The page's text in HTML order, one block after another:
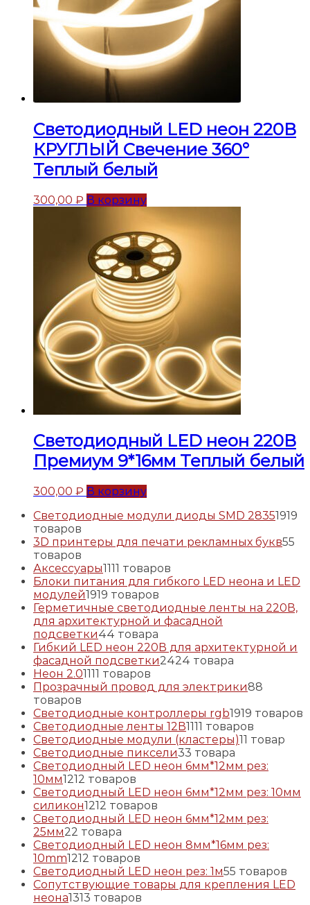
Светодиодный LED неон 220В
КРУГЛЫЙ Свечение 360°
Теплый белый
300,00 ₽ В корзину
Светодиодный LED неон 220В
Премиум 9*16мм Теплый белый
300,00 ₽ В корзину
Светодиодные модули диоды SMD 28351919
товаров
3D принтеры для печати рекламных букв55
товаров
Аксессуары1111 товаров
Блоки питания для гибкого LED неона и LED
модулей1919 товаров
Герметичные светодиодные ленты на 220В,
для архитектурной и фасадной
подсветки44 товара
Гибкий LED неон 220В для архитектурной и
фасадной подсветки2424 товара
Неон 2.01111 товаров
Прозрачный провод для электрики88
товаров
Светодиодные контроллеры rgb1919 товаров
Светодиодные ленты 12В1111 товаров
Светодиодные модули (кластеры)11 товар
Светодиодные пиксели33 товара
Светодиодный LED неон 6мм*12мм рез:
10мм1212 товаров
Светодиодный LED неон 6мм*12мм рез: 10мм
силикон1212 товаров
Светодиодный LED неон 6мм*12мм рез:
25мм22 товара
Светодиодный LED неон 8мм*16мм рез:
10mm1212 товаров
Светодиодный LED неон рез: 1м55 товаров
Сопутствующие товары для крепления LED
неона1313 товаров